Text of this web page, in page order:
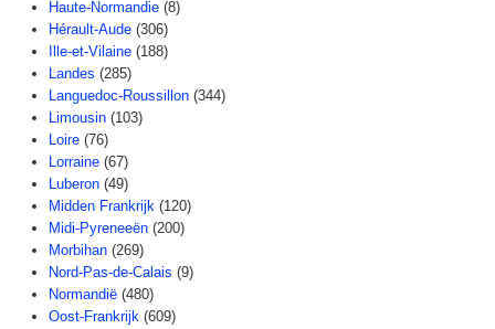
Haute-Normandie (8)
Hérault-Aude (306)
Ille-et-Vilaine (188)
Landes (285)
Languedoc-Roussillon (344)
Limousin (103)
Loire (76)
Lorraine (67)
Luberon (49)
Midden Frankrijk (120)
Midi-Pyreneeën (200)
Morbihan (269)
Nord-Pas-de-Calais (9)
Normandië (480)
Oost-Frankrijk (609)